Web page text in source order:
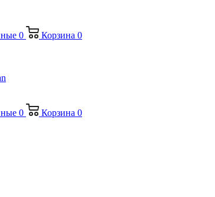
0 Корзина 0
0 Корзина 0